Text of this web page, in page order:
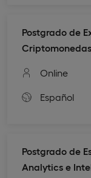
Postgrado de
Criptomonedas
Online
Español
Postgrado de
Analytics e